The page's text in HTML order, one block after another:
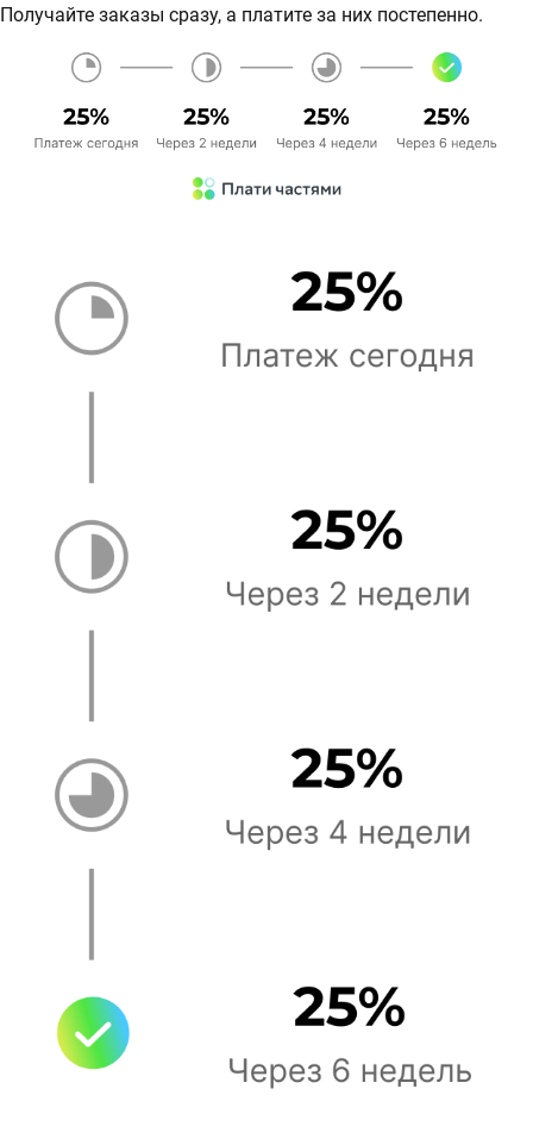
Получайте заказы сразу, а платите за них постепенно.